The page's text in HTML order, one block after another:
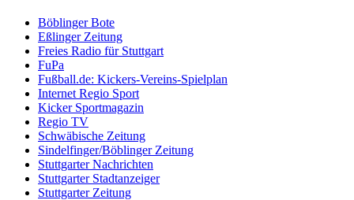
Böblinger Bote
Eßlinger Zeitung
Freies Radio für Stuttgart
FuPa
Fußball.de: Kickers-Vereins-Spielplan
Internet Regio Sport
Kicker Sportmagazin
Regio TV
Schwäbische Zeitung
Sindelfinger/Böblinger Zeitung
Stuttgarter Nachrichten
Stuttgarter Stadtanzeiger
Stuttgarter Zeitung